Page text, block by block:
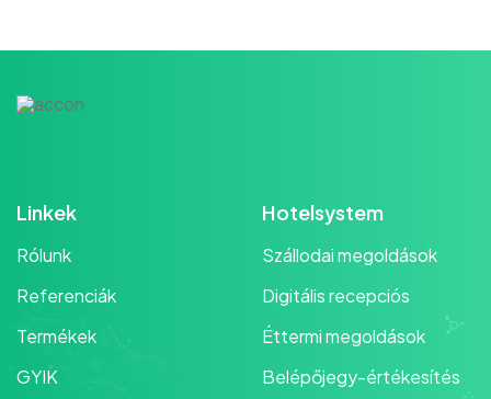
Linkek
Rólunk
Referenciák
Termékek
GYIK
Hotelsystem
Szállodai megoldások
Digitális recepciós
Éttermi megoldások
Belépőjegy-értékesítés